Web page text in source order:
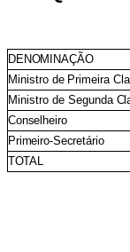
DENOMINAÇÃO
Ministro de Primeira
Ministro de Segunda
Conselheiro
Primeiro-Secretário
TOTAL